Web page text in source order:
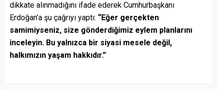
dikkate alınmadığını ifade ederek Cumhurbaşkanı
Erdoğan’a şu çağrıyı yaptı: “Eğer gerçekten
samimiyseniz, size gönderdiğimiz eylem planlarını
inceleyin. Bu yalnızca bir siyasi mesele değil,
halkımızın yaşam hakkıdır.”